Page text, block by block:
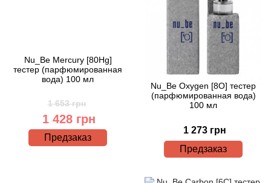
Nu_Be Mercury [80Hg]
тестер (парфюмированная
вода) 100 мл
1 653 грн
1 428 грн
Предзаказ
Nu_Be Oxygen [8O] тестер
(парфюмированная вода)
100 мл
1 273 грн
Предзаказ